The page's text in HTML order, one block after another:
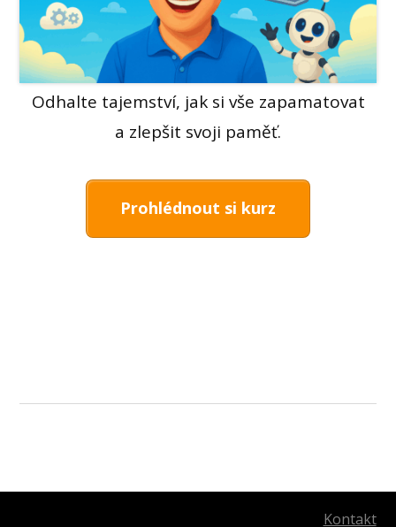
Odhalte tajemství, jak si vše zapamatovat
a zlepšit svoji paměť.
Prohlédnout si kurz
Kontakt